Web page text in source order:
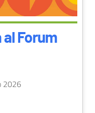
al Forum
2026